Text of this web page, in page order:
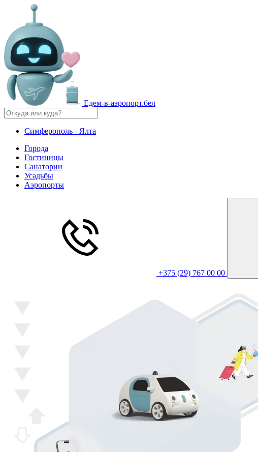
Едем-в-аэропорт.бел
Симферополь - Ялта
Города
Гостиницы
Санатории
Усадьбы
Аэропорты
+375 (29) 767 00 00